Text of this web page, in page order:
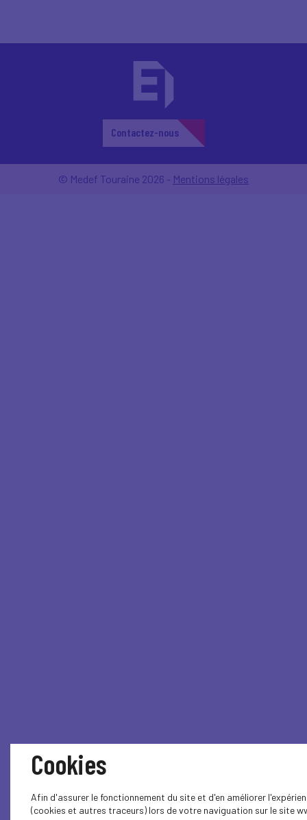
Contactez-nous
© Medef Touraine 2026 - Mentions légales
Cookies
Afin d'assurer le fonctionnement du site et d'en améliorer
(cookies et autres traceurs) lors de votre naviguation sur le site